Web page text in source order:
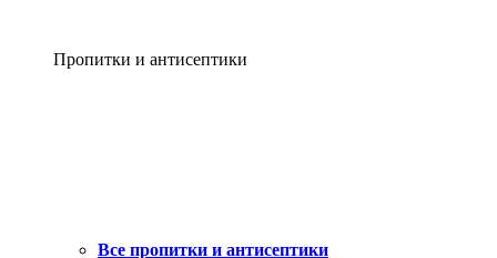
Пропитки и антисептики
Все пропитки и антисептики